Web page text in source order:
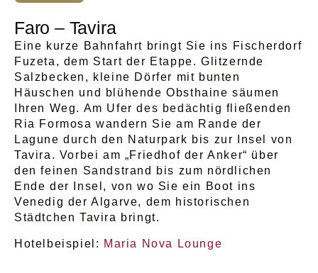
Faro – Tavira
Eine kurze Bahnfahrt bringt Sie ins Fischerdorf
Fuzeta, dem Start der Etappe. Glitzernde
Salzbecken, kleine Dörfer mit bunten
Häuschen und blühende Obsthaine säumen
Ihren Weg. Am Ufer des bedächtig fließenden
Ria Formosa wandern Sie am Rande der
Lagune durch den Naturpark bis zur Insel von
Tavira. Vorbei am „Friedhof der Anker“ über
den feinen Sandstrand bis zum nördlichen
Ende der Insel, von wo Sie ein Boot ins
Venedig der Algarve, dem historischen
Städtchen Tavira bringt.
Hotelbeispiel: Maria Nova Lounge